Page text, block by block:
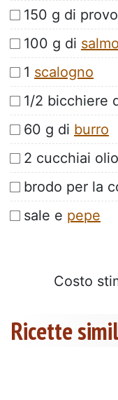
150 g di
100 g di
1 scalogno
1/2 bicchiere
60 g di burro
2 cucchiai
brodo per la
sale e pepe
Costo
Ricette